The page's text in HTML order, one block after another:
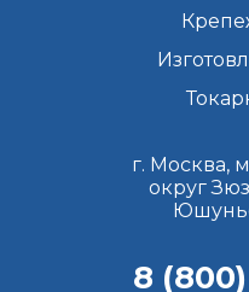
г. Москва,
округ
8